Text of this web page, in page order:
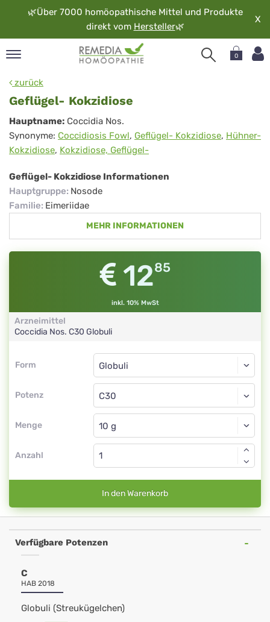
🌿Über 7000 homöopathische Mittel und Produkte
direkt vom Hersteller🌿
X
0
zurück
Geflügel- Kokzidiose
Geflügel-
Kokzidiose
Hauptname: Coccidia Nos.
Synonyme: Coccidiosis Fowl, Geflügel- Kokzidiose, Hühner-
Kokzidiose, Kokzidiose, Geflügel-
Geflügel- Kokzidiose Informationen
Hauptgruppe: Nosode
Familie: Eimeriidae
MEHR INFORMATIONEN
1285
inkl. 10% MwSt
Arzneimittel
Coccidia Nos. C30 Globuli
Form
Form
Potenz
Globuli
C30
Menge
Globuli
Anzahl
In den Warenkorb
Verfügbare Potenzen
C
HAB 2018
Globuli (Streukügelchen)